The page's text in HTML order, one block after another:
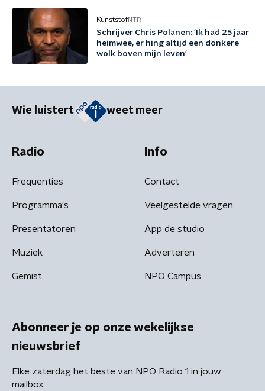
KunststofNTR
Schrijver Chris Polanen: 'Ik had 25 jaar
heimwee, er hing altijd een donkere
wolk boven mijn leven'
Wie luistert weet meer
Radio
Frequenties
Programma's
Presentatoren
Muziek
Gemist
Info
Contact
Veelgestelde vragen
App de studio
Adverteren
NPO Campus
Abonneer je op onze wekelijkse
nieuwsbrief
Elke zaterdag het beste van NPO Radio 1 in jouw
mailbox